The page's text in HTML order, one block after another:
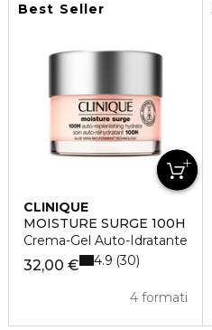
Best Seller
CLINIQUE
MOISTURE SURGE 100H
Crema-Gel Auto-Idratante
32,00 €
4 formati
4.9 30